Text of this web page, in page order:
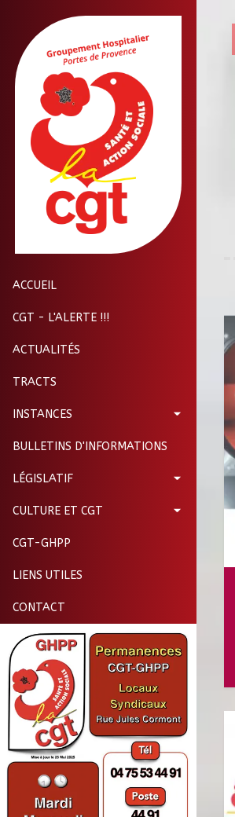
ACCUEIL
CGT - L'ALERTE !!!
ACTUALITÉS
TRACTS
INSTANCES
BULLETINS D'INFORMATIONS
LÉGISLATIF
CULTURE ET CGT
CGT-GHPP
LIENS UTILES
CONTACT